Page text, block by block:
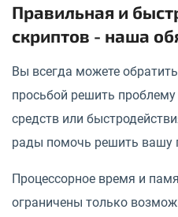
Правильная и
скриптов - наша
Вы всегда можете
просьбой решить
средств или
рады помочь решить вашу
Процессорное время и
ограничены только